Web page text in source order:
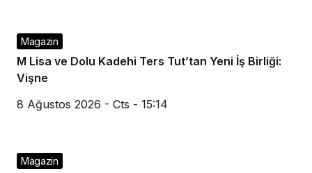
Magazin
M Lisa ve Dolu Kadehi Ters Tut’tan Yeni İş Birliği:
Vişne
8 Ağustos 2026 - Cts - 15:14
Magazin